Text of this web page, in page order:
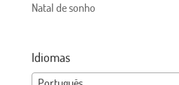
Natal de sonho
Idiomas